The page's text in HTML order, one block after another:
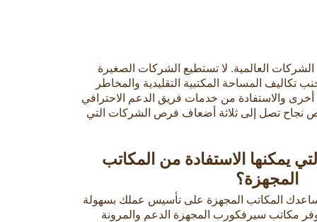
العالمية. لا تستطيع الشركات الصغيرة
المساحة المكتبية التقليدية والمخاطر
والاستفادة من خدمات فريق الدعم الاحترافي
نجاح تصل إلى ثلاثة أضعاف فرص الشركات التي
يمكنها الاستفادة من المكاتب
المجهزة؟
المكاتب المجهزة على تأسيس عملك بسهولة
مكاتب سيرفكورب المجهزة الدعم والمرونة